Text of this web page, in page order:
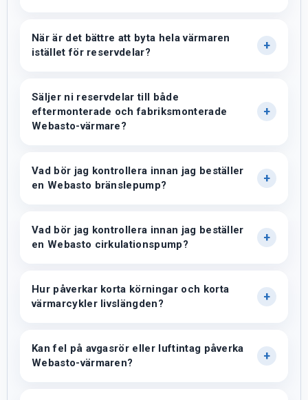
När är det bättre att byta hela värmaren
istället för reservdelar?
Säljer ni reservdelar till både
eftermonterade och fabriksmonterade
Webasto-värmare?
Vad bör jag kontrollera innan jag beställer
en Webasto bränslepump?
Vad bör jag kontrollera innan jag beställer
en Webasto cirkulationspump?
Hur påverkar korta körningar och korta
värmarcykler livslängden?
Kan fel på avgasrör eller luftintag påverka
Webasto-värmaren?